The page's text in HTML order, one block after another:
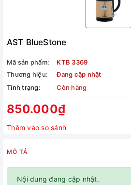
AST BlueStone
Mã sản phẩm:
KTB 3369
Thương hiệu:
Đang cập nhật
Tình trạng:
Còn hàng
850.000₫
Thêm vào so sánh
MÔ TẢ
Nội dung đang cập nhật.